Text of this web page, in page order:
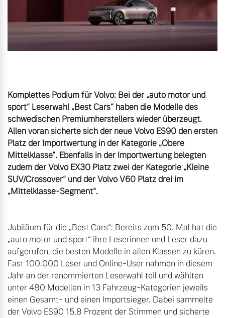
Aktuelle Zubehörangebote
Zubehörkatalog
Service by Volvo
Komplettes Podium für Volvo: Bei der „auto motor und
sport“ Leserwahl „Best Cars“ haben die Modelle des
schwedischen Premiumherstellers wieder überzeugt.
Allen voran sicherte sich der neue Volvo ES90 den ersten
Platz der Importwertung in der Kategorie „Obere
Mittelklasse“. Ebenfalls in der Importwertung belegten
zudem der Volvo EX30 Platz zwei der Kategorie „Kleine
SUV/Crossover“ und der Volvo V60 Platz drei im
Jubiläum für die „Best Cars“: Bereits zum 50. Mal hat die
„auto motor und sport“ ihre Leserinnen und Leser dazu
aufgerufen, die besten Modelle in allen Klassen zu küren.
Fast 100.000 Leser und Online-User nahmen in diesem
Jahr an der renommierten Leserwahl teil und wählten
unter 480 Modellen in 13 Fahrzeug-Kategorien jeweils
einen Gesamt- und einen Importsieger. Dabei sammelte
der Volvo ES90 15,8 Prozent der Stimmen und sicherte